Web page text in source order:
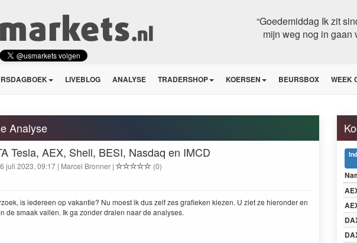
“Goedemiddag Ik zit
mijn weg nog in gaan
LIVEBLOG ANALYSE TRADERSHOP KOERSEN BEURSBOX WEEK
Analyse
Tesla, AEX, Shell, BESI, Nasdaq en IMCD
juli 2023, 09:17 | Marcel Bronner | (0)
is iedereen op vakantie? Nu moest ik dus zelf zes grafieken kiezen. U ziet ze hieron­der en
de smaak vallen. Ik ga zon­der dralen naar de analyses.